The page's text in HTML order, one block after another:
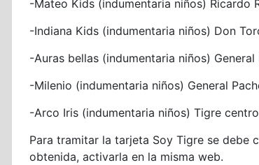
-Mateo Kids (indumentaria niños) Ricardo
-Indiana Kids (indumentaria niños) Don
-Auras bellas (indumentaria niños)
-Milenio (indumentaria niños) General
-Arco Iris (indumentaria niños) Tigre
Para tramitar la tarjeta Soy Tigre se debe
obtenida, activarla en la misma web.